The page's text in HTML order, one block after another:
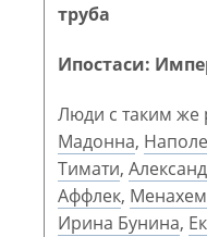
труба
Ипостаси:
Люди с таким же
Мадонна,
Тимати,
Аффлек,
Ирина Бунина,